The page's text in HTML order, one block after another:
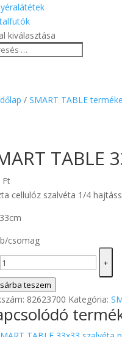
kiválasztása
/SMART TABLE
TABLE
Ft
cellulóz szalvéta 1/4
csomag
SMART
TABLE
33x33
szalvéta
szürke
mennyiség
+
teszem
82623700 Kategória: